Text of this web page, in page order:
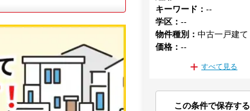
キーワード ：--
学区 ：--
物件種別 ：中古一戸建て
価格 ：--
すべて見る
この条件で保存する